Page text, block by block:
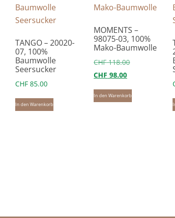
TANGO – 20020-
07, 100%
Baumwolle
Seersucker
CHF 85.00
In den Warenkorb
MOMENTS –
98075-03, 100%
Mako-Baumwolle
CHF118.00
war:
CHF 118.00
CHF 98.00Aktueller
Preis
ist:
In den Warenkorb